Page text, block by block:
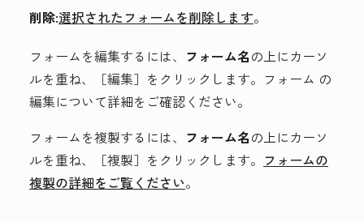
削除:選択されたフォームを削除します。
フォームを編集するには、 フォーム名の上にカーソ
ルを重ね、［編集］ をクリックします。 フォーム の
編集について詳細をご確認ください。
フォームを複製するには、 フォーム名の上にカーソ
ルを重ね、［複製］ をクリックします。 フォームの
複製の詳細をご覧ください。